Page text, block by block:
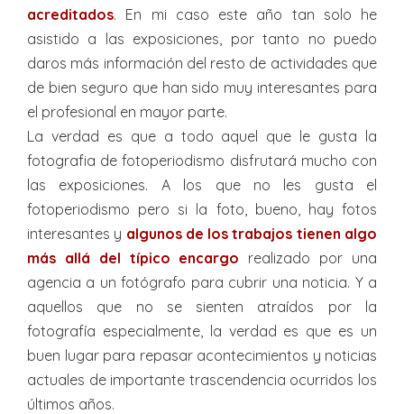
acreditados. En mi caso este año tan solo he
asistido a las exposiciones, por tanto no puedo
daros más información del resto de actividades que
de bien seguro que han sido muy interesantes para
el profesional en mayor parte.
La verdad es que a todo aquel que le gusta la
fotografia de fotoperiodismo disfrutará mucho con
las exposiciones. A los que no les gusta el
fotoperiodismo pero si la foto, bueno, hay fotos
interesantes y algunos de los trabajos tienen algo
más allá del típico encargo realizado por una
agencia a un fotógrafo para cubrir una noticia. Y a
aquellos que no se sienten atraídos por la
fotografía especialmente, la verdad es que es un
buen lugar para repasar acontecimientos y noticias
actuales de importante trascendencia ocurridos los
últimos años.